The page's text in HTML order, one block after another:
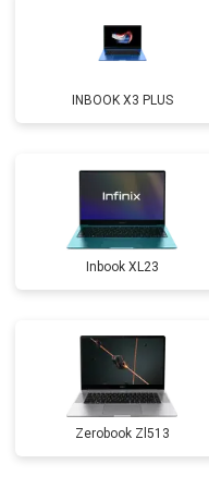
Замена северного моста
INBOOK X3 PLUS
Inbook XL23
Zerobook Zl513